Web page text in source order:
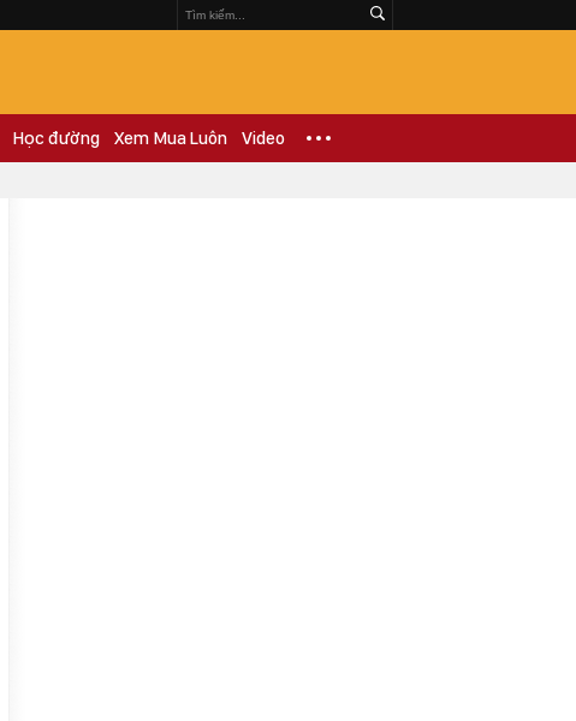
Học đường Xem Mua Luôn Video